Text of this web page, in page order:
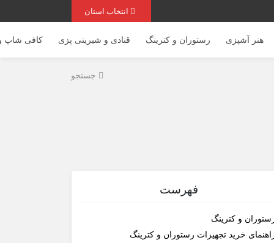
هنر آشپزی رستوران و کترینگ قنادی و شیرینی پزی کافی شاپ و
جستجو
فهرست
و کترینگ
خرید تجهیزات رستوران و کترینگ